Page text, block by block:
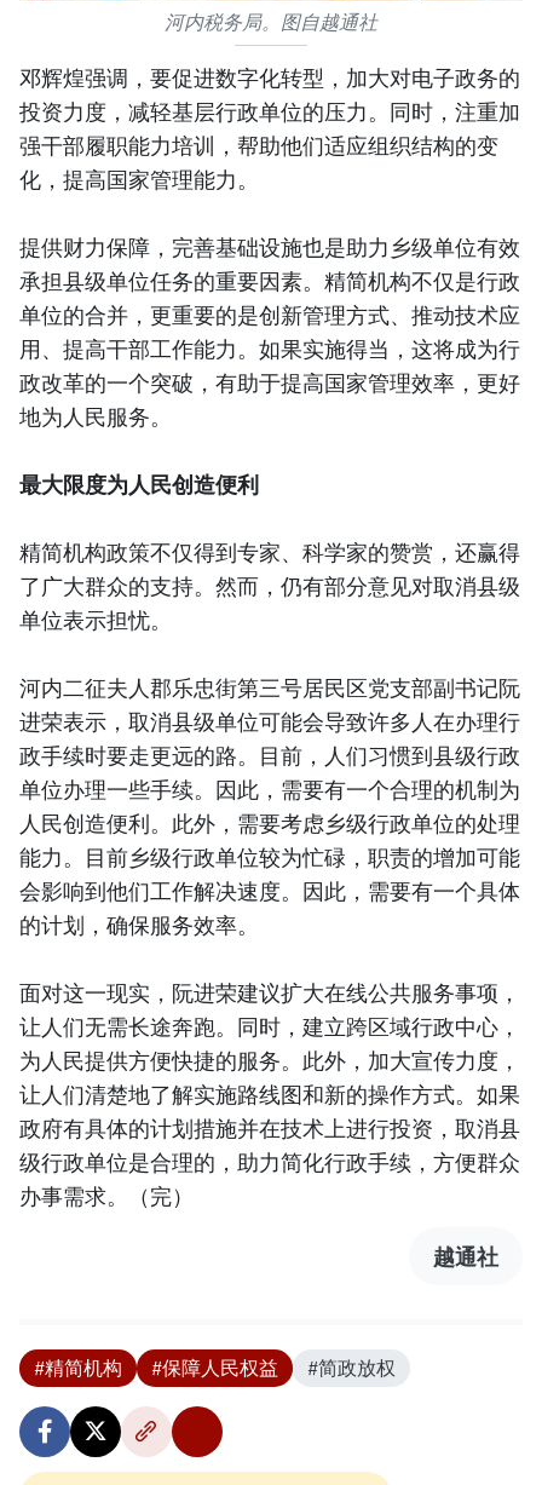
河内税务局。图自越通社
邓辉煌强调，要促进数字化转型，加大对电子政务的
投资力度，减轻基层行政单位的压力。同时，注重加
强干部履职能力培训，帮助他们适应组织结构的变
化，提高国家管理能力。
提供财力保障，完善基础设施也是助力乡级单位有效
承担县级单位任务的重要因素。精简机构不仅是行政
单位的合并，更重要的是创新管理方式、推动技术应
用、提高干部工作能力。如果实施得当，这将成为行
政改革的一个突破，有助于提高国家管理效率，更好
地为人民服务。
最大限度为人民创造便利
精简机构政策不仅得到专家、科学家的赞赏，还赢得
了广大群众的支持。然而，仍有部分意见对取消县级
单位表示担忧。
河内二征夫人郡乐忠街第三号居民区党支部副书记阮
进荣表示，取消县级单位可能会导致许多人在办理行
政手续时要走更远的路。目前，人们习惯到县级行政
单位办理一些手续。因此，需要有一个合理的机制为
人民创造便利。此外，需要考虑乡级行政单位的处理
能力。目前乡级行政单位较为忙碌，职责的增加可能
会影响到他们工作解决速度。因此，需要有一个具体
的计划，确保服务效率。
面对这一现实，阮进荣建议扩大在线公共服务事项，
让人们无需长途奔跑。同时，建立跨区域行政中心，
为人民提供方便快捷的服务。此外，加大宣传力度，
让人们清楚地了解实施路线图和新的操作方式。如果
政府有具体的计划措施并在技术上进行投资，取消县
级行政单位是合理的，助力简化行政手续，方便群众
办事需求。（完）
越通社
#精简机构 #保障人民权益 #简政放权